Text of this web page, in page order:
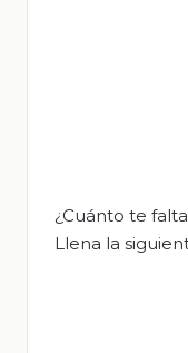
¿Cuánto te
Llena la